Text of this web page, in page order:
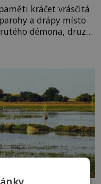
kráčet vrásčitá
a drápy místo
démona, druzí
si Swiza
větví v kroky